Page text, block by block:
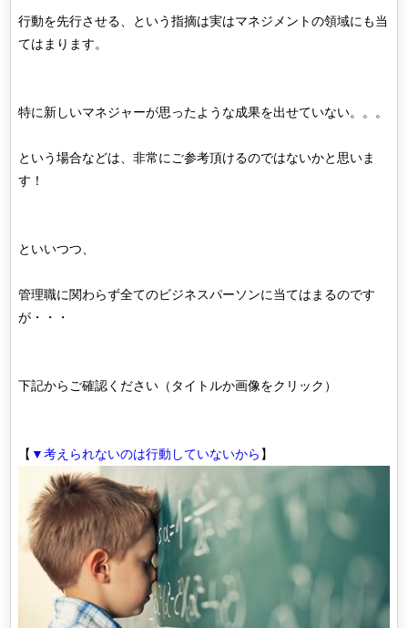
行動を先行させる、という指摘は実はマネジメントの領域にも当
てはまります。
特に新しいマネジャーが思ったような成果を出せていない。。。
という場合などは、非常にご参考頂けるのではないかと思いま
す！
といいつつ、
管理職に関わらず全てのビジネスパーソンに当てはまるのです
が・・・
下記からご確認ください（タイトルか画像をクリック）
【 ▼考えられないのは行動していないから 】